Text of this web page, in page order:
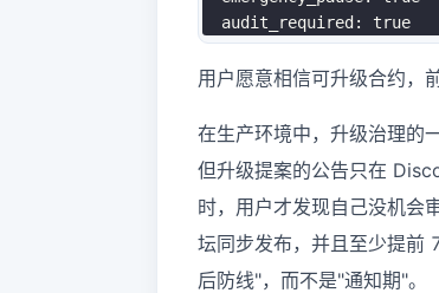
用户愿意相信可升级合约，
在生产环境中，升级治理的
但升级提案的公告只在
时，用户才发现自己没机会
坛同步发布，并且至少提前
后防线"，而不是"通知期"。